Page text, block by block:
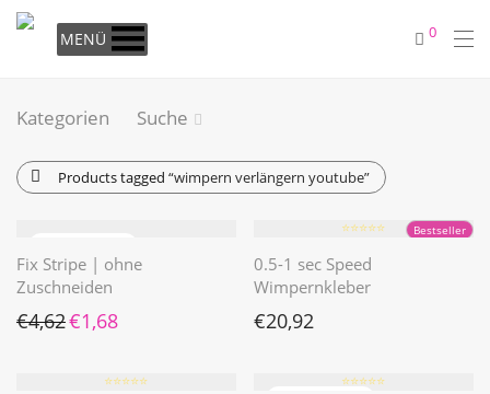
MENÜ 0
Kategorien Suche
Products tagged “wimpern verlängern youtube”
Fix Stripe | ohne
Zuschneiden
€4,62 Ursprünglicher Preis war: €4,62
€1,68 Aktueller Preis ist: €1,68.
Bestseller
⭐️⭐️⭐️⭐️⭐️
0.5-1 sec Speed
Wimpernkleber
€20,92
⭐️⭐️⭐️⭐️⭐️ ⭐️⭐️⭐️⭐️⭐️